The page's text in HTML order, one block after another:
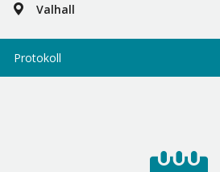
Valhall
Protokoll